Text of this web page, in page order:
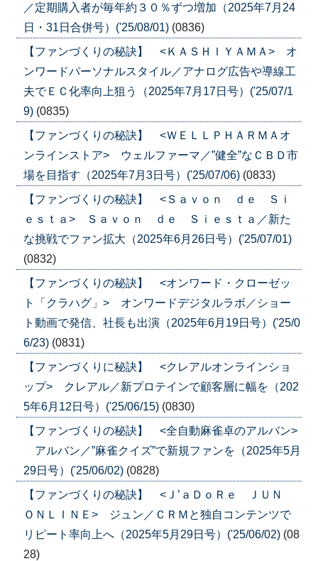
／定期購入者が毎年約３０％ずつ増加（2025年7月24
日・31日合併号）('25/08/01) (0836)
【ファンづくりの秘訣】 <ＫＡＳＨＩＹＡＭＡ> オ
ンワードパーソナルスタイル／アナログ広告や導線工
夫でＥＣ化率向上狙う（2025年7月17日号）('25/07/1
9) (0835)
【ファンづくりの秘訣】 <ＷＥＬＬＰＨＡＲＭＡオ
ンラインストア> ウェルファーマ／”健全”なＣＢＤ市
場を目指す（2025年7月3日号）('25/07/06) (0833)
【ファンづくりの秘訣】 <Ｓａｖｏｎ ｄｅ Ｓｉ
ｅｓｔａ> Ｓａｖｏｎ ｄｅ Ｓｉｅｓｔａ／新た
な挑戦でファン拡大（2025年6月26日号）('25/07/01)
(0832)
【ファンづくりの秘訣】 <オンワード・クローゼッ
ト「クラハグ」> オンワードデジタルラボ／ショー
ト動画で発信、社長も出演（2025年6月19日号）('25/0
6/23) (0831)
【ファンづくりに秘訣】 <クレアルオンラインショ
ップ> クレアル／新プロテインで顧客層に幅を（202
5年6月12日号）('25/06/15) (0830)
【ファンづくりの秘訣】 <全自動麻雀卓のアルバン>
アルバン／”麻雀クイズ”で新規ファンを（2025年5月
29日号）('25/06/02) (0828)
【ファンづくりの秘訣】 <Ｊ’ａＤｏＲｅ ＪＵＮ
ＯＮＬＩＮＥ> ジュン／ＣＲＭと独自コンテンツで
リピート率向上へ（2025年5月29日号）('25/06/02) (08
28)